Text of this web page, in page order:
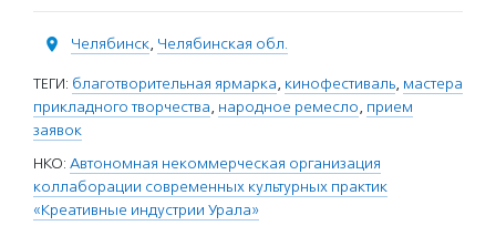
Челябинск, Челябинская обл.
ТЕГИ: благотворительная ярмарка, кинофестиваль, мастера
прикладного творчества, народное ремесло, прием
заявок
НКО: Автономная некоммерческая организация
коллаборации современных культурных практик
«Креативные индустрии Урала»